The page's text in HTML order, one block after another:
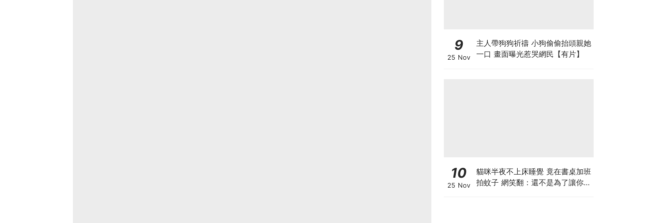
9
25 Nov
主人帶狗狗祈禱 小狗偷偷抬頭親她
一口 畫面曝光惹哭網民【有片】
10
25 Nov
貓咪半夜不上床睡覺 竟在書桌加班
拍蚊子 網笑翻：還不是為了讓你睡